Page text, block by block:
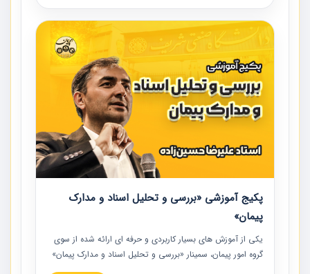
مدارک پیمان به همراه تجربیات عملی ارائه شده است.
پکیج آموزشی «بررسی و تحلیل اسناد و مدارک
پیمان»
یکی از آموزش‏‏‏‏‏‏ های بسیار کاربردی و حرفه‏ ای ارائه شده از سوی
گروه امور پیمان، سمینار «بررسی و تحلیل اسناد و مدارک پیمان»
است که در دانشگاه صنعتی شریف ارائه شد. در این آموزش